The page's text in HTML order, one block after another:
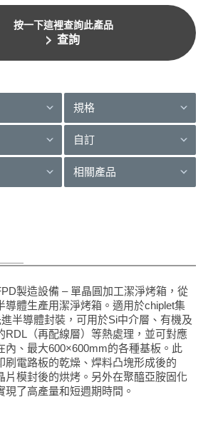
按一下這裡查詢此產品
查詢
規格
自訂
相關產品
製造設備 – 單晶圓加工潔淨烤箱，從
導體生產用潔淨烤箱。適用於chiplet集
半導體封裝，可用於Si中介層、有機及
RDL（再配線層）等熱處理，並可對應
內、最大600×600mm的各種基板。此
刷電路板的乾燥、焊料凸塊形成後的
片模封後的烘烤。另外在聚醯亞胺固化
現了高產量和短週期時間。